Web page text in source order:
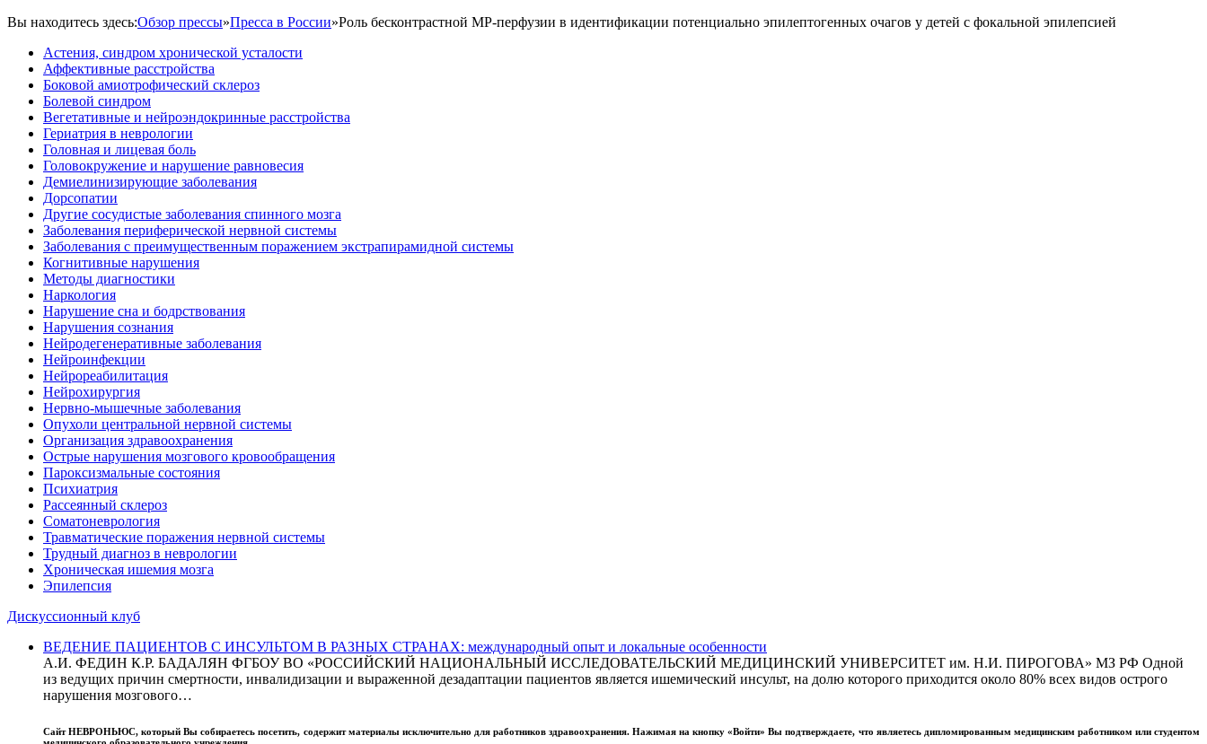
Вы находитесь здесь:Обзор прессы»Пресса в России»Роль бесконтрастной МР-перфузии в идентификации потенциально эпилептогенных очагов у детей с фокальной эпилепсией
Астения, синдром хронической усталости
Аффективные расстройства
Боковой амиотрофический склероз
Болевой синдром
Вегетативные и нейроэндокринные расстройства
Гериатрия в неврологии
Головная и лицевая боль
Головокружение и нарушение равновесия
Демиелинизирующие заболевания
Дорсопатии
Другие сосудистые заболевания спинного мозга
Заболевания периферической нервной системы
Заболевания с преимущественным поражением экстрапирамидной системы
Когнитивные нарушения
Методы диагностики
Наркология
Нарушение сна и бодрствования
Нарушения сознания
Нейродегенеративные заболевания
Нейроинфекции
Нейрореабилитация
Нейрохирургия
Нервно-мышечные заболевания
Опухоли центральной нервной системы
Организация здравоохранения
Острые нарушения мозгового кровообращения
Пароксизмальные состояния
Психиатрия
Рассеянный склероз
Соматоневрология
Травматические поражения нервной системы
Трудный диагноз в неврологии
Хроническая ишемия мозга
Эпилепсия
Дискуссионный клуб
ВЕДЕНИЕ ПАЦИЕНТОВ С ИНСУЛЬТОМ В РАЗНЫХ СТРАНАХ: международный опыт и локальные особенности
А.И. ФЕДИН К.Р. БАДАЛЯН ФГБОУ ВО «РОССИЙСКИЙ НАЦИОНАЛЬНЫЙ ИССЛЕДОВАТЕЛЬСКИЙ МЕДИЦИНСКИЙ УНИВЕРСИТЕТ им. Н.И. ПИРОГОВА» МЗ РФ Одной
из ведущих причин смертности, инвалидизации и выраженной дезадаптации пациентов является ишемический инсульт, на долю которого приходится около 80% всех видов острого
нарушения мозгового…
СайтНЕВРОНЬЮС, который Вы собираетесь посетить, содержит материалы исключительно для работников здравоохранения. Нажимая на кнопку «Войти» Вы подтверждаете, что являетесь дипломированным медицинским работником или студентом